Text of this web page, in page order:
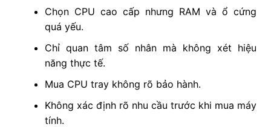
Chọn CPU cao cấp nhưng RAM và ổ cứng
quá yếu.
Chỉ quan tâm số nhân mà không xét hiệu
năng thực tế.
Mua CPU tray không rõ bảo hành.
Không xác định rõ nhu cầu trước khi mua máy
tính.